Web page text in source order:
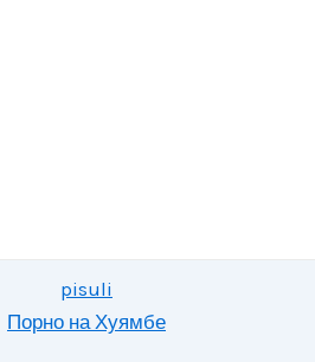
pisuli
Порно на Хуямбе